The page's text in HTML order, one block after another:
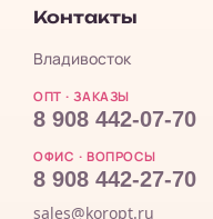
Контакты
Владивосток
ОПТ · ЗАКАЗЫ
8 908 442-07-70
ОФИС · ВОПРОСЫ
8 908 442-27-70
sales@koropt.ru